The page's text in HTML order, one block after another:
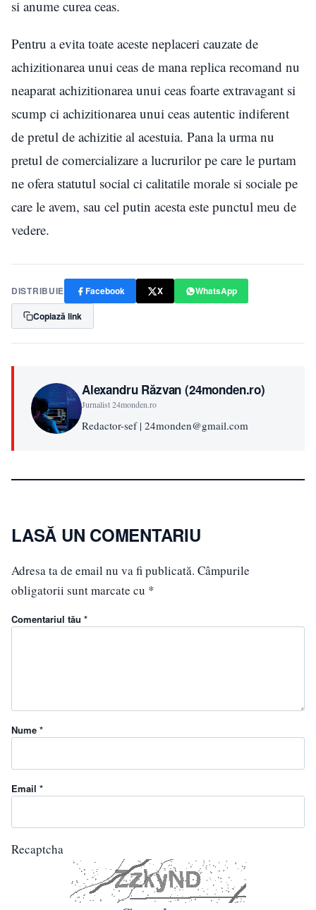
si anume curea ceas.
Pentru a evita toate aceste neplaceri cauzate de
achizitionarea unui ceas de mana replica recomand nu
neaparat achizitionarea unui ceas foarte extravagant si
scump ci achizitionarea unui ceas autentic indiferent
de pretul de achizitie al acestuia. Pana la urma nu
pretul de comercializare a lucrurilor pe care le purtam
ne ofera statutul social ci calitatile morale si sociale pe
care le avem, sau cel putin acesta este punctul meu de
vedere.
DISTRIBUIE Facebook X
WhatsApp
Copiază link
Alexandru Răzvan (24monden.ro)
Jurnalist 24monden.ro
Redactor-sef | 24monden@gmail.com
LASĂ UN COMENTARIU
Adresa ta de email nu va fi publicată. Câmpurile
obligatorii sunt marcate cu *
Comentariul tău *
Nume *
Email *
Recaptcha